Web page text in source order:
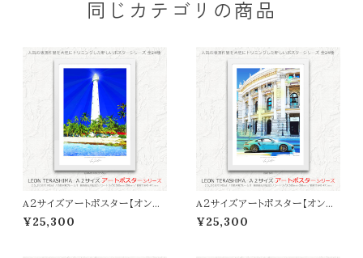
同じカテゴリの商品
A２サイズアートポスター【オンラ
イン限定】LEON TERASHIMA
「SUMMER REFLECTIONS」
¥25,300
A２サイズアートポスター【オンラ
イン限定】LEON TERASHIMA
「Ｂlue Day」
¥25,300